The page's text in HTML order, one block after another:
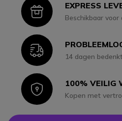
IconEXPRESS
Beschikbaar
Icon14 dagen
Icon100% VEILIG
Kopen met